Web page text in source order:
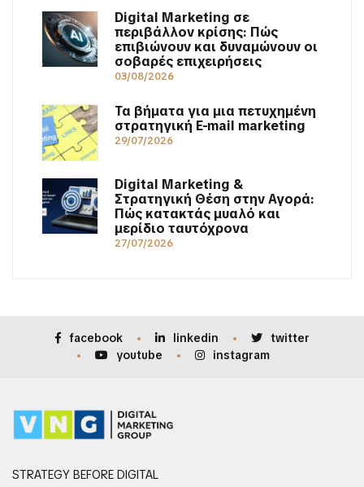
Digital Marketing σε
περιβάλλον κρίσης: Πώς
επιβιώνουν και δυναμώνουν οι
σοβαρές επιχειρήσεις
03/08/2026
Τα βήματα για μια πετυχημένη
στρατηγική E-mail marketing
29/07/2026
Digital Marketing &
Στρατηγική Θέση στην Αγορά:
Πώς κατακτάς μυαλό και
μερίδιο ταυτόχρονα
27/07/2026
facebook linkedin
twitter
youtube
instagram
STRATEGY BEFORE DIGITAL